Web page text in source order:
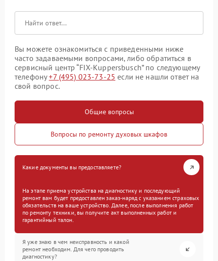
Вы можете ознакомиться с приведенными ниже
часто задаваемыми вопросами, либо обратиться в
сервисный центр “FIX-Kuppersbusch” по следующему
телефону+7 (495) 023-73-25 если не нашли ответ на
свой вопрос.
Общие вопросы
Вопросы по ремонту духовых шкафов
Какие документы вы предоставляете?
На этапе приема устройства на диагностику и последующий
ремонт вам будет предоставлен заказ-наряд с указанием страховых
обязательств на ваше устройство. Далее, после выполнения работ
по ремонту техники, вы получите акт выполненных работ и
гарантийный талон.
Я уже знаю в чем неисправность и какой
ремонт необходим. Для чего проводить
диагностику?